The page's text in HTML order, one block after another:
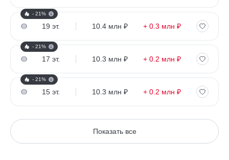
- 21%
19 эт. 10.4 млн ₽ + 0.3 млн ₽
- 21%
17 эт. 10.3 млн ₽ + 0.2 млн ₽
- 21%
15 эт. 10.3 млн ₽ + 0.2 млн ₽
Показать все